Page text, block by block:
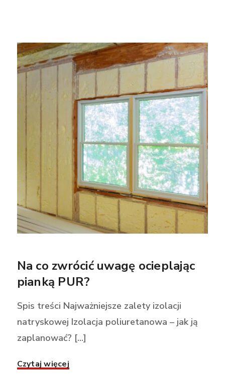
Na co zwrócić uwagę ocieplając
pianką PUR?
Spis treści Najważniejsze zalety izolacji
natryskowej Izolacja poliuretanowa – jak ją
zaplanować? [...]
Czytaj więcej